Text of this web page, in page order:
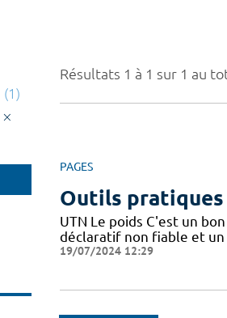
Résultats 1 à 1 sur 1 au
PAGES
Outils pratiques
UTN Le poids C'est un
déclaratif non fiable et
19/07/2024 12:29
(1)